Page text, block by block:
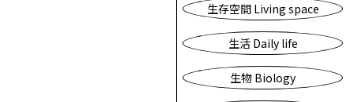
生存空間 Living space
生活 Daily life
生物 Biology